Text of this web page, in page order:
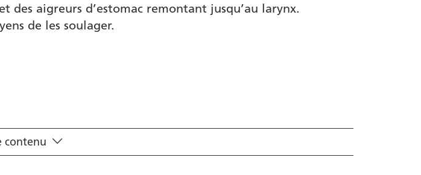
des aigreurs d’estomac remontant jusqu’au larynx.
de les soulager.
contenu